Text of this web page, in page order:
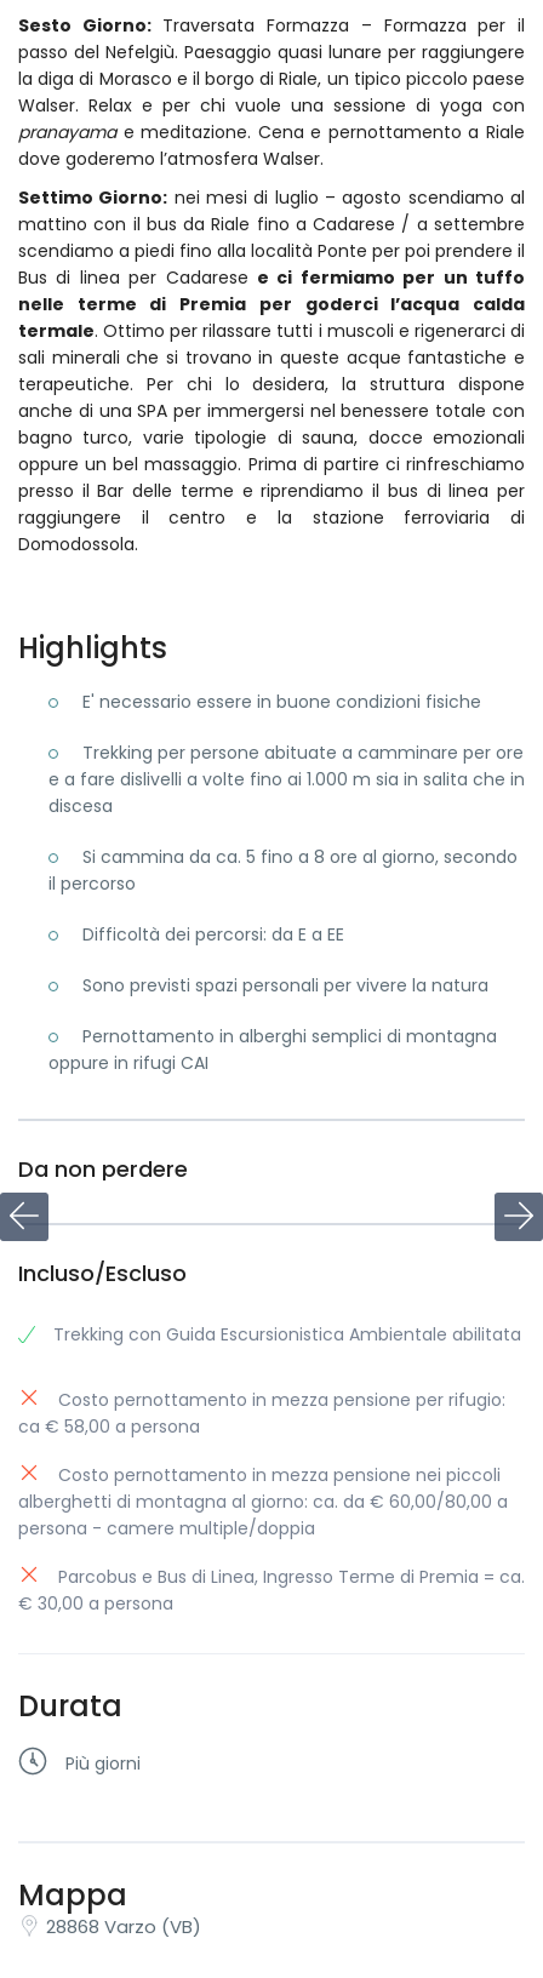
Sesto Giorno:Traversata Formazza – Formazza per il
passo del Nefelgiù. Paesaggio quasi lunare per raggiungere
la diga di Morasco e il borgo di Riale, un tipico piccolo paese
Walser. Relax e per chi vuole una sessione di yoga con
pranayamae meditazione. Cena e pernottamento a Riale
dove goderemo l’atmosfera Walser.
Settimo Giorno: nei mesi di luglio – agosto scendiamo al
mattino con il bus da Riale fino a Cadarese / a settembre
scendiamo a piedi fino alla località Ponte per poi prendere il
Bus di linea per Cadarese e ci fermiamo per un tuffo
nelle terme di Premia per goderci l’acqua calda
termale. Ottimo per rilassare tutti i muscoli e rigenerarci di
sali minerali che si trovano in queste acque fantastiche e
terapeutiche. Per chi lo desidera, la struttura dispone
anche di una SPA per immergersi nel benessere totale con
bagno turco, varie tipologie di sauna, docce emozionali
oppure un bel massaggio. Prima di partire ci rinfreschiamo
presso il Bar delle terme e riprendiamo il bus di linea per
raggiungere il centro e la stazione ferroviaria di
Domodossola.
Highlights
E' necessario essere in buone condizioni fisiche
Trekking per persone abituate a camminare per ore
e a fare dislivelli a volte fino ai 1.000 m sia in salita che in
discesa
Si cammina da ca. 5 fino a 8 ore al giorno, secondo
il percorso
Difficoltà dei percorsi: da E a EE
Sono previsti spazi personali per vivere la natura
Pernottamento in alberghi semplici di montagna
oppure in rifugi CAI
Da non perdere
Incluso/Escluso
Trekking con Guida Escursionistica Ambientale abilitata
Costo pernottamento in mezza pensione per rifugio:
ca € 58,00 a persona
Costo pernottamento in mezza pensione nei piccoli
alberghetti di montagna al giorno: ca. da € 60,00/80,00 a
persona - camere multiple/doppia
Parcobus e Bus di Linea, Ingresso Terme di Premia = ca.
€ 30,00 a persona
Durata
Più giorni
Mappa
28868 Varzo (VB)